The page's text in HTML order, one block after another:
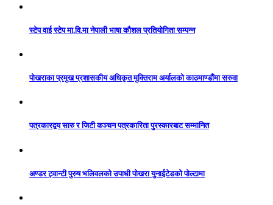
स्टेप वाई स्टेप मा.वि.मा नेपाली भाषा कौशल प्रतियोगिता सम्पन्न
पोखराका प्रमुख प्रशासकीय अधिकृत मुक्तिराम अर्यालको काठमाण्डौंमा सरुवा
पत्रकारद्वय सारु र जिटी कञ्चन पत्रकारिता पुरस्कारबाट सम्मानित
अण्डर ट्वान्टी पुरुष भलिवलको उपाधी पोखरा युनाईटेडको पोल्टामा